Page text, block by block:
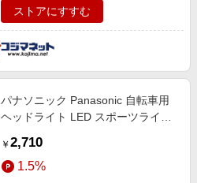
ストアにすすむ
パナソニック Panasonic 自転車用
ヘッドライト LED スポーツライト
￥ 2,710
1.5%